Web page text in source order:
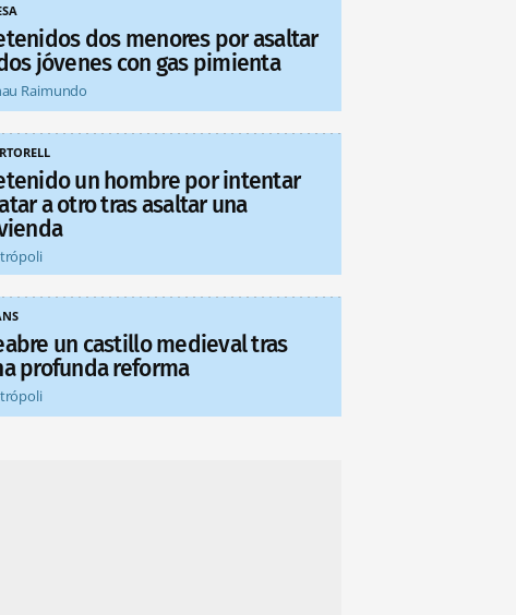
dos menores por asaltar
jóvenes con gas pimienta
Raimundo
un hombre por intentar
a otro tras asaltar una
un castillo medieval tras
profunda reforma